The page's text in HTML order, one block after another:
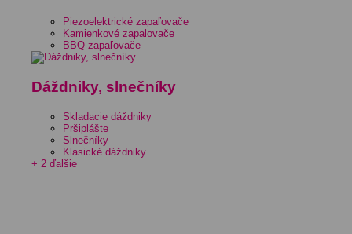
Piezoelektrické zapaľovače
Kamienkové zapalovače
BBQ zapaľovače
Dáždniky, slnečníky
Skladacie dáždniky
Pršiplášte
Slnečníky
Klasické dáždniky
+ 2 ďalšie